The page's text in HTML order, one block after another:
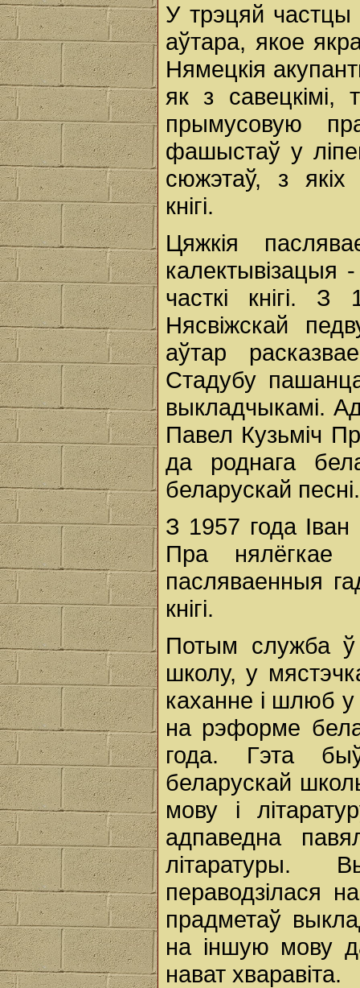
У трэцяй частцы
аўтара, якое
Нямецкія
як з савецкімі,
прымусовую
фашыстаў у
сюжэтаў, з якіх
кнігі.
Цяжкія
калектывізацыя
часткі кнігі.
Нясвіжскай
аўтар
Стадубу
выкладчыкамі.
Павел Кузьміч
да роднага
беларускай песні.
З 1957 года
Пра нялёгкае
пасляваенныя
кнігі.
Потым служба ў
школу, у
каханне і шлюб у
на рэформе
года. Гэта быў
беларускай
мову і
адпаведна
літаратуры.
пераводзілася
прадметаў
на іншую мову
нават хваравіта.